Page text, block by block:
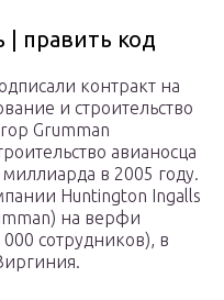
| править код
контракт на
и строительство
Grumman
авианосца
в 2005 году.
Huntington Ingalls
на верфи
сотрудников), в